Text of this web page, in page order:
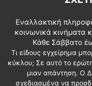
Εναλλακτική
κοινωνικά κινήματα
Κάθε Σάββατο
Τι είδους εγχείρημα
κύκλου; Σε αυτό το
μιαν απάντηση. Ο
σχεδιασμένα να